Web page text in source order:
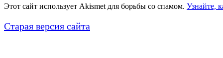
Этот сайт использует Akismet для борьбы со спамом. Узнайте,
Старая версия сайта